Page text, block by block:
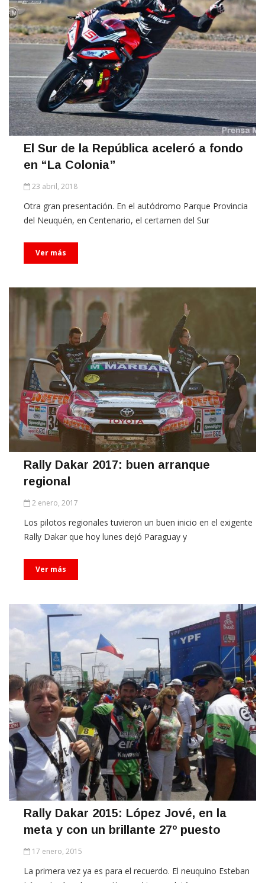
El Sur de la República aceleró a fondo
en “La Colonia”
23 abril, 2018
Otra gran presentación. En el autódromo Parque Provincia
del Neuquén, en Centenario, el certamen del Sur
Ver más
Rally Dakar 2017: buen arranque
regional
2 enero, 2017
Los pilotos regionales tuvieron un buen inicio en el exigente
Rally Dakar que hoy lunes dejó Paraguay y
Ver más
Rally Dakar 2015: López Jové, en la
meta y con un brillante 27º puesto
17 enero, 2015
La primera vez ya es para el recuerdo. El neuquino Esteban